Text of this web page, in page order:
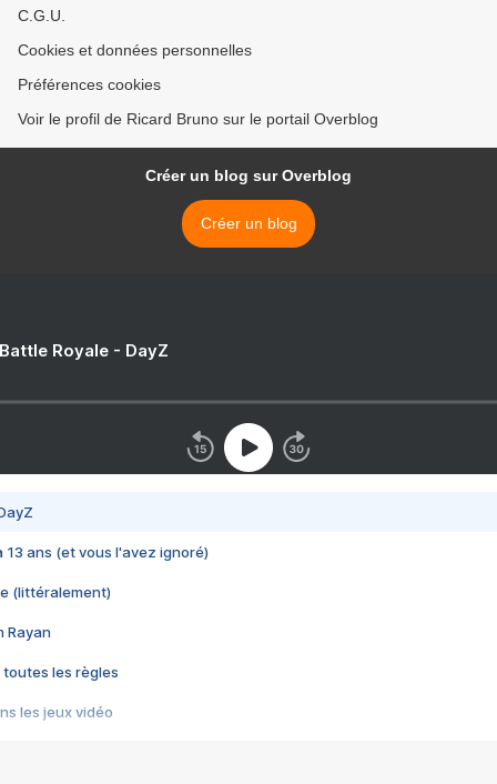
C.G.U.
Cookies et données personnelles
Préférences cookies
Voir le profil de Ricard Bruno sur le portail Overblog
Créer un blog sur Overblog
Créer un blog
Royale - DayZ
13 ans (et vous l'avez ignoré)
(littéralement)
Rayan
toutes les règles
les jeux vidéo